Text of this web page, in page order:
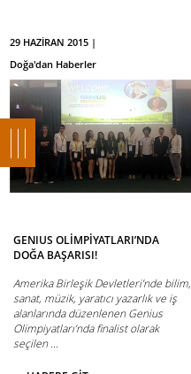
29 HAZİRAN 2015 |
Doğa'dan Haberler
GENIUS OLİMPİYATLARI’NDA
DOĞA BAŞARISI!
Amerika Birleşik Devletleri’nde bilim,
sanat, müzik, yaratıcı yazarlık ve iş
alanlarında düzenlenen Genius
Olimpiyatları’nda finalist olarak
seçilen ...